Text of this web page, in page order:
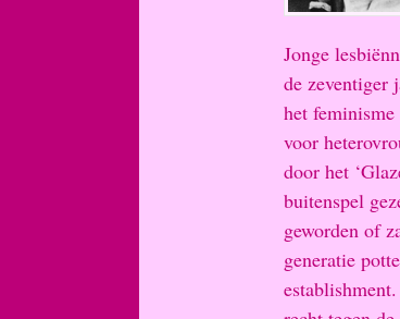
Jonge
de zeventiger
het feminisme
voor
door het
buitenspel
geworden of
generatie